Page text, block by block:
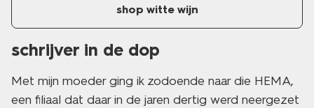
shop witte wijn
schrijver in de dop
Met mijn moeder ging ik zodoende naar die HEMA,
een filiaal dat daar in de jaren dertig werd neergezet